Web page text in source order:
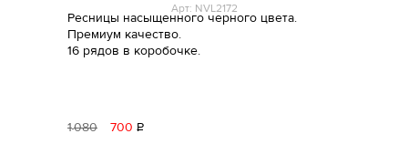
Арт: NVL2172
Ресницы насыщенного черного цвета.
Премиум качество.
16 рядов в коробочке.
1080 700 Р